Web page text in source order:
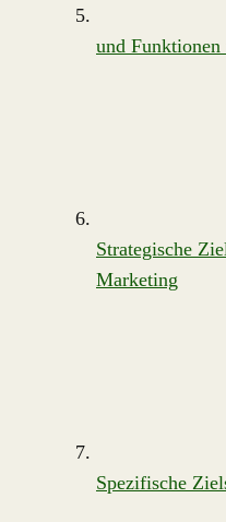
und
Strategische
Marketing
Spezifische